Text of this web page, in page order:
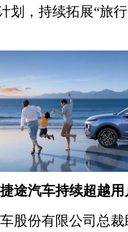
划，持续拓展“旅行
途汽车持续超越用
股份有限公司总